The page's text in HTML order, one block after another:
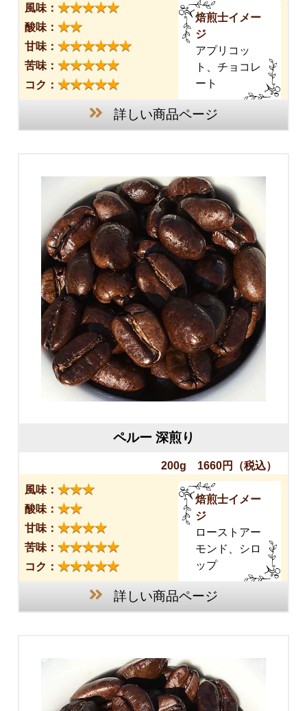
風味： ★★★★★
酸味： ★★
甘味： ★★★★★★
苦味： ★★★★★
コク： ★★★★★
焙煎士イメー
ジ
アプリコッ
ト、チョコレ
ート
詳しい商品ページ
ペルー 深煎り
200g 1660円 （税込）
風味： ★★★
酸味： ★★
甘味： ★★★★
苦味： ★★★★★
コク： ★★★★★
焙煎士イメー
ジ
ローストアー
モンド、シロ
ップ
詳しい商品ページ